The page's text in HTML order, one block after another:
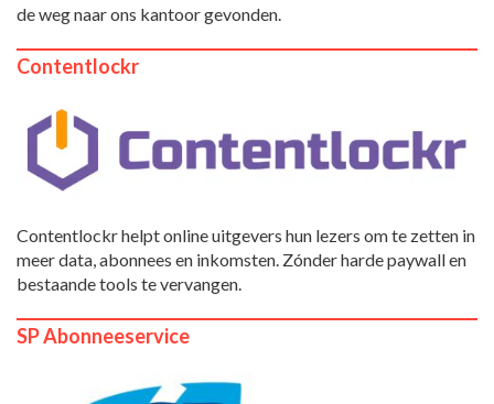
de weg naar ons kantoor gevonden.
Contentlockr
Contentlockr helpt online uitgevers hun lezers om te zetten in
meer data, abonnees en inkomsten. Zónder harde paywall en
bestaande tools te vervangen.
SP Abonneeservice